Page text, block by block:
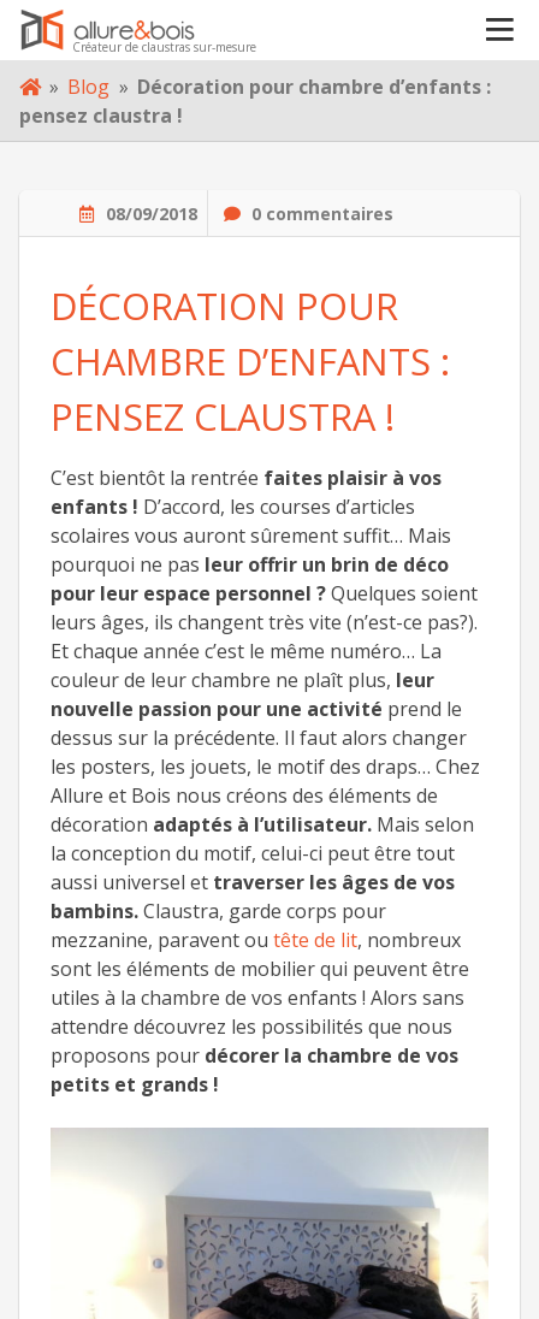
Skip
content
Créateur de claustras sur-mesure
» Blog » Décoration pour chambre d’enfants :
pensez claustra !
08/09/2018 0 commentaires
DÉCORATION POUR
CHAMBRE D’ENFANTS :
PENSEZ CLAUSTRA !
C’est bientôt la rentrée faites plaisir à vos
enfants ! D’accord, les courses d’articles
scolaires vous auront sûrement suffit… Mais
pourquoi ne pas leur offrir un brin de déco
pour leur espace personnel ?Quelques soient
leurs âges, ils changent très vite (n’est-ce pas?).
Et chaque année c’est le même numéro… La
couleur de leur chambre ne plaît plus, leur
nouvelle passion pour une activité prend le
dessus sur la précédente. Il faut alors changer
les posters, les jouets, le motif des draps… Chez
Allure et Bois nous créons des éléments de
décoration adaptés à l’utilisateur.Mais selon
la conception du motif, celui-ci peut être tout
aussi universel ettraverser les âges de vos
bambins.Claustra, garde corps pour
mezzanine, paravent ou tête de lit, nombreux
sont les éléments de mobilier qui peuvent être
utiles à la chambre de vos enfants ! Alors sans
attendre découvrez les possibilités que nous
proposons pour décorer la chambre de vos
petits et grands !
À PROPOS
BLOG
CONTACT